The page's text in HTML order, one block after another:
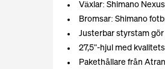
Växlar: Shimano
Bromsar: Shimano
Justerbar styrstam
27,5"-hjul med
Pakethållare från